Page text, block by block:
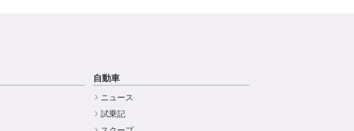
自動車
ニュース
試乗記